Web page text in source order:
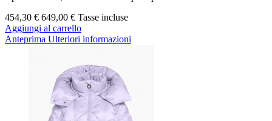
454,30 € 649,00 € Tasse incluse
Aggiungi al carrello
Anteprima Ulteriori informazioni